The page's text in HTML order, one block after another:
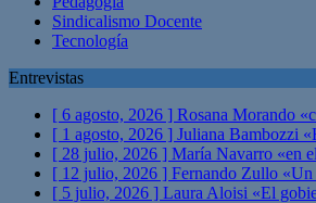
Sindicalismo Docente
Tecnología
Entrevistas
[ 6 agosto, 2026 ] Rosana Morando
[ 1 agosto, 2026 ] Juliana Bambozzi
[ 28 julio, 2026 ] María Navarro «en
[ 12 julio, 2026 ] Fernando Zullo «Un
[ 5 julio, 2026 ] Laura Aloisi «El